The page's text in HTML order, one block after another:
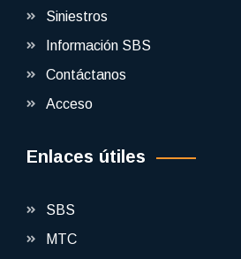
Siniestros
Información SBS
Contáctanos
Acceso
Enlaces útiles
SBS
MTC